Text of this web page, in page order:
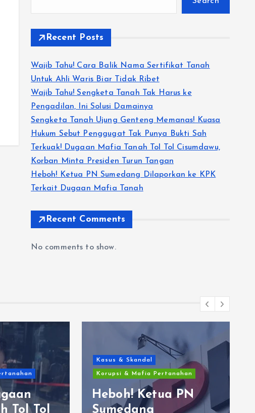
Recent Posts
Wajib Tahu! Cara Balik Nama Sertifikat Tanah
Untuk Ahli Waris Biar Tidak Ribet
Wajib Tahu! Sengketa Tanah Tak Harus ke
Pengadilan, Ini Solusi Damainya
Sengketa Tanah Ujung Genteng Memanas! Kuasa
Hukum Sebut Penggugat Tak Punya Bukti Sah
Terkuak! Dugaan Mafia Tanah Tol Tol Cisumdawu,
Korban Minta Presiden Turun Tangan
Heboh! Ketua PN Sumedang Dilaporkan ke KPK
Terkait Dugaan Mafia Tanah
Recent Comments
No comments to show.
Tol Tol
Kasus & Skandal
Korupsi & Mafia Pertanahan
Heboh! Ketua PN
Sumedang